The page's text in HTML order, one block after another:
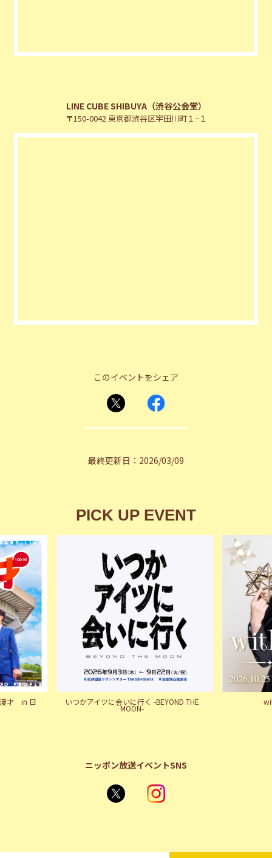
LINE CUBE SHIBUYA（渋谷公会堂）
〒150-0042 東京都渋谷区宇田川町１−１
このイベントをシェア
最終更新日：2026/03/09
PICK UP EVENT
漫才 in 日 いつかアイツに会いに行く -BEYOND THE
MOON-
ニッポン放送イベントSNS